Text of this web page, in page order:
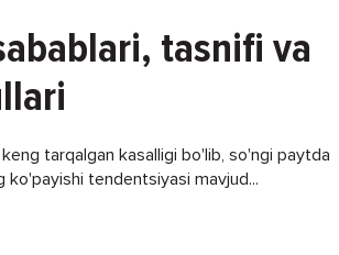
tasnifi va
tarqalgan kasalligi bo'lib, so'ngi paytda
tendentsiyasi mavjud...